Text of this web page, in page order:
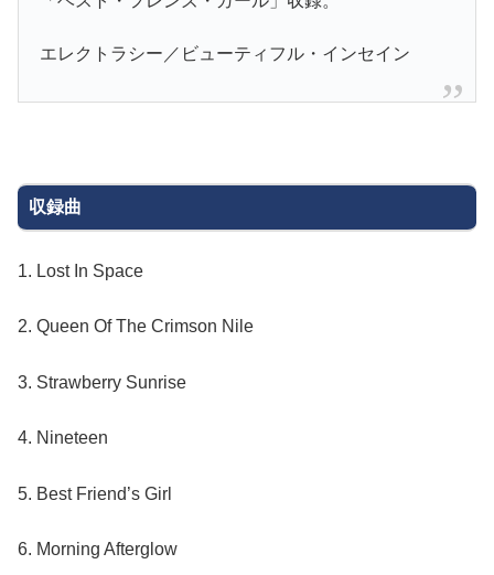
エレクトラシー／ビューティフル・インセイン
収録曲
1. Lost In Space
2. Queen Of The Crimson Nile
3. Strawberry Sunrise
4. Nineteen
5. Best Friend’s Girl
6. Morning Afterglow